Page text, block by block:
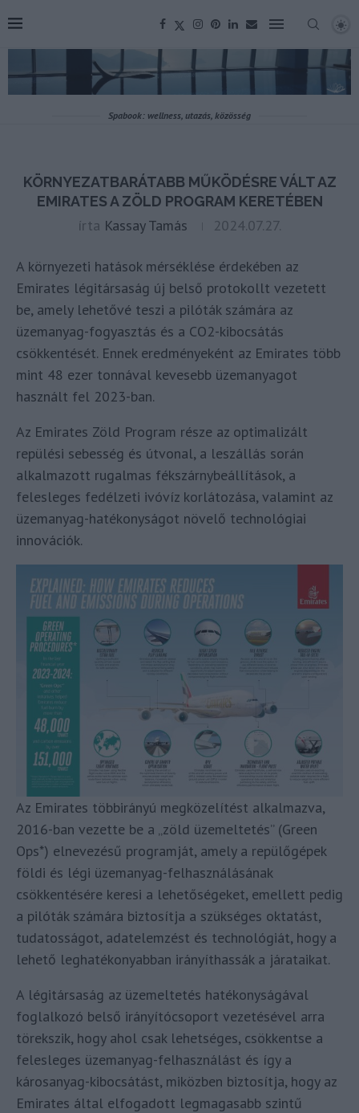
Spabook: wellness, utazás, közösség
KÖRNYEZATBARÁTABB MŰKÖDÉSRE VÁLT AZ
EMIRATES A ZÖLD PROGRAM KERETÉBEN
írta Kassay Tamás 2024.07.27.
A környezeti hatások mérséklése érdekében az
Emirates légitársaság új belső protokollt vezetett
be, amely lehetővé teszi a pilóták számára az
üzemanyag-fogyasztás és a CO2-kibocsátás
csökkentését. Ennek eredményeként az Emirates több
mint 48 ezer tonnával kevesebb üzemanyagot
használt fel 2023-ban.
Az Emirates Zöld Program része az optimalizált
repülési sebesség és útvonal, a leszállás során
alkalmazott rugalmas fékszárnybeállítások, a
felesleges fedélzeti ivóvíz korlátozása, valamint az
üzemanyag-hatékonyságot növelő technológiai
innovációk.
Az Emirates többirányú megközelítést alkalmazva,
2016-ban vezette be a „zöld üzemeltetés” (Green
Ops*) elnevezésű programját, amely a repülőgépek
földi és légi üzemanyag-felhasználásának
csökkentésére keresi a lehetőségeket, emellett pedig
a pilóták számára biztosítja a szükséges oktatást,
tudatosságot, adatelemzést és technológiát, hogy a
lehető leghatékonyabban irányíthassák a járataikat.
A légitársaság az üzemeltetés hatékonyságával
foglalkozó belső irányítócsoport vezetésével arra
törekszik, hogy ahol csak lehetséges, csökkentse a
felesleges üzemanyag-felhasználást és így a
károsanyag-kibocsátást, miközben biztosítja, hogy az
Emirates által elfogadott legmagasabb szintű